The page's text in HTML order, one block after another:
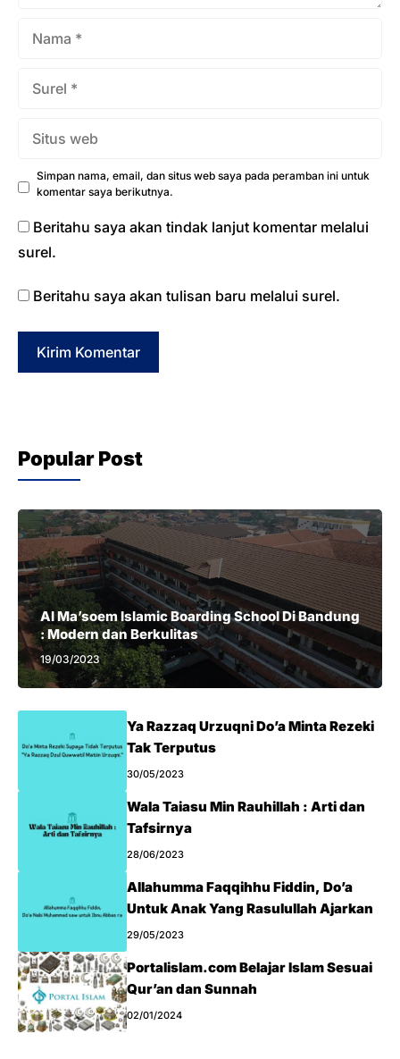
Simpan nama, email, dan situs web saya pada peramban ini untuk
komentar saya berikutnya.
Beritahu saya akan tindak lanjut komentar melalui
surel.
Beritahu saya akan tulisan baru melalui surel.
Popular Post
Al Ma’soem Islamic Boarding School Di Bandung
: Modern dan Berkulitas
19/03/2023
Ya Razzaq Urzuqni Do’a Minta Rezeki
Tak Terputus
30/05/2023
Wala Taiasu Min Rauhillah : Arti dan
Tafsirnya
28/06/2023
Allahumma Faqqihhu Fiddin, Do’a
Untuk Anak Yang Rasulullah Ajarkan
29/05/2023
Portalislam.com Belajar Islam Sesuai
Qur’an dan Sunnah
02/01/2024